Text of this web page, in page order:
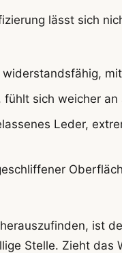
lässt sich
sich weicher
Leder,
ist
Stelle. Zieht das